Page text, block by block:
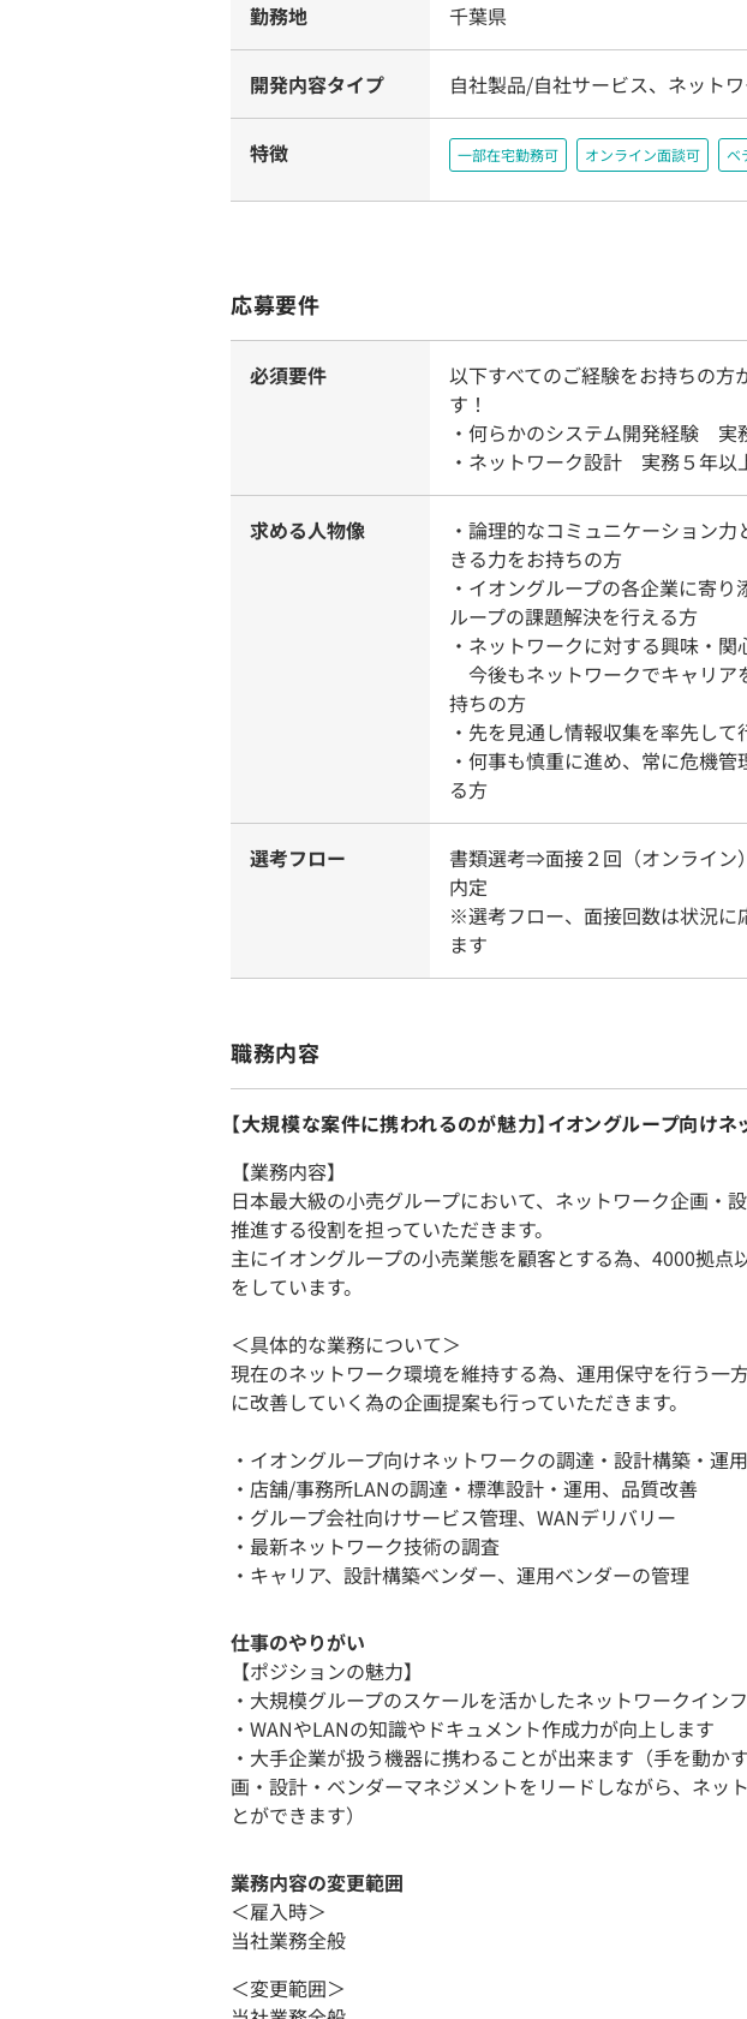
勤務地 千葉県
開発内容タイプ 自社製品/自社サービス、ネット
特徴 一部在宅勤務可 オンライン面談可 ベ
応募要件
必須要件
以下すべてのご経験をお持ちの方
す！
・何らかのシステム開発経験 実
・ネットワーク設計 実務５年以
求める人物像
・論理的なコミュニケーション
きる力をお持ちの方
・イオングループの各企業に寄
ループの課題解決を行える方
・ネットワークに対する興味・関
今後もネットワークでキャリア
持ちの方
・先を見通し情報収集を率先して
・何事も慎重に進め、常に危機
る方
選考フロー
書類選考⇒面接２回（オンライ
内定
※選考フロー、面接回数は状況に
ます
職務内容
【大規模な案件に携われるのが魅力】イオングループ向け
【業務内容】
日本最大級の小売グループにおいて、ネットワーク企画・
推進する役割を担っていただきます。
主にイオングループの小売業態を顧客とする為、4000拠点
をしています。
＜具体的な業務について＞
現在のネットワーク環境を維持する為、運用保守を行う一
に改善していく為の企画提案も行っていただきます。
・イオングループ向けネットワークの調達・設計構築・運
・店舗/事務所LANの調達・標準設計・運用、品質改善
・グループ会社向けサービス管理、WANデリバリー
・最新ネットワーク技術の調査
・キャリア、設計構築ベンダー、運用ベンダーの管理
仕事のやりがい
【ポジションの魅力】
・大規模グループのスケールを活かしたネットワークイン
・WANやLANの知識やドキュメント作成力が向上します
・大手企業が扱う機器に携わることが出来ます（手を動か
画・設計・ベンダーマネジメントをリードしながら、ネッ
とができます）
業務内容の変更範囲
＜雇入時＞
当社業務全般
＜変更範囲＞